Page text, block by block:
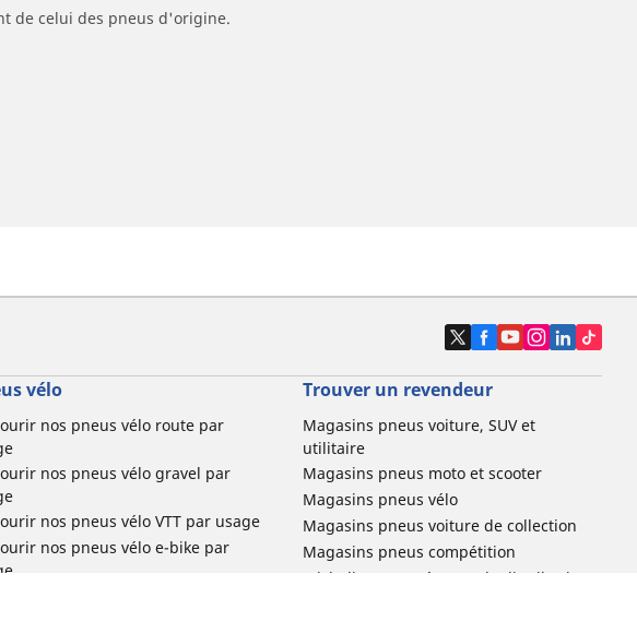
de celui des pneus d'origine.
vélo
nos pneus vélo route par
nos pneus vélo gravel par
nos pneus vélo VTT par usage
nos pneus vélo e-bike par
Trouver un revendeur
Magasins pneus voiture, SUV et
utilitaire
Magasins pneus moto et scooter
Magasins pneus vélo
Magasins pneus voiture de collection
Magasins pneus compétition
Michelin et ses réseaux de distribution